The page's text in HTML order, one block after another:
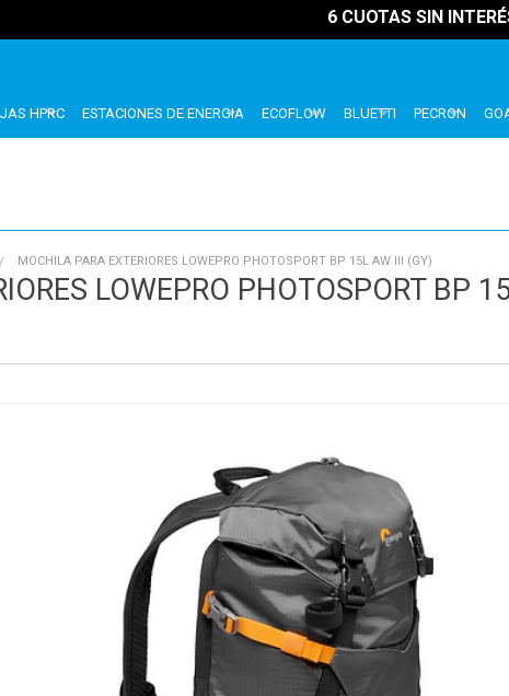
6 CUOTAS SIN
HPRC ESTACIONES DE ENERGIA ECOFLOW BLUETTI PECRON
MOCHILA PARA EXTERIORES LOWEPRO PHOTOSPORT BP 15L AW III (GY)
LOWEPRO PHOTOSPORT BP